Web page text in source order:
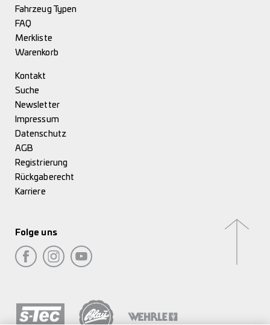
Fahrzeug Typen
FAQ
Merkliste
Warenkorb
Kontakt
Suche
Newsletter
Impressum
Datenschutz
AGB
Registrierung
Rückgaberecht
Karriere
Folge uns